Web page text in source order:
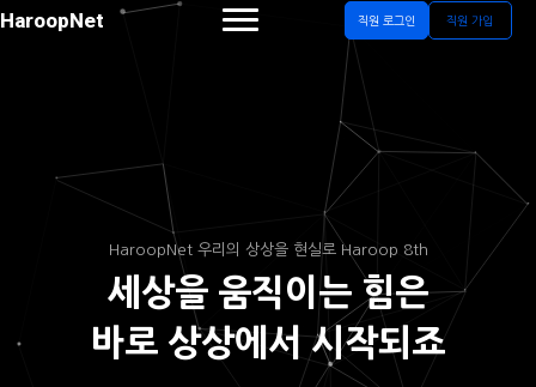
HaroopNet 직원 로그인 직원 가입
HaroopNet 우리의 상상을 현실로 Haroop 8th
세상을 움직이는 힘은
바로 상상에서 시작되죠